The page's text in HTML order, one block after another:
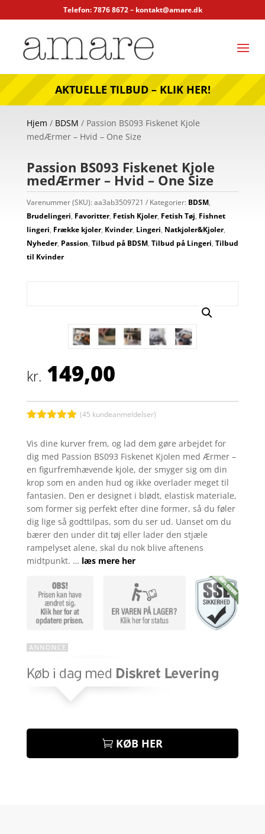
Telefon: 7876 8672 – kontakt@amare.dk
AKTUELLE TILBUD – KLIK HER!
Hjem / BDSM / Passion BS093 Fiskenet Kjole
medÆrmer – Hvid – One Size
Passion BS093 Fiskenet Kjole
medÆrmer – Hvid – One Size
Varenummer (SKU):aa3ab3509721 Kategorier: BDSM,
Brudelingeri, Favoritter, Fetish Kjoler, Fetish Tøj, Fishnet
lingeri, Frække kjoler, Kvinder, Lingeri, Natkjoler&Kjoler,
Nyheder, Passion, Tilbud på BDSM, Tilbud på Lingeri, Tilbud
til Kvinder
kr. 149,00
ud af 5
baseret på
kundebedøm
melser
(45 kundeanmeldelser)
Vis dine kurver frem, og lad dem gøre arbejdet for
dig med Passion BS093 Fiskenet Kjolen med Ærmer –
en figurfremhævende kjole, der smyger sig om din
krop som en anden hud og ikke overlader meget til
fantasien. Den er designet i blødt, elastisk materiale,
som former sig perfekt efter dine former, så du føler
dig lige så godttilpas, som du ser ud. Uanset om du
bærer den under dit tøj eller lader den stjæle
rampelyset alene, skal du nok blive aftenens
midtpunkt. … læs mere her
KØB HER